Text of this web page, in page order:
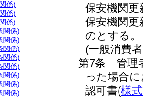
保安機関更
保安機関更
のとする。
(一般消費
第7条
管理
った場合
認可書(様
係)
係)
係)
関係)
関係)
関係)
関係)
関係)
関係)
関係)
関係)